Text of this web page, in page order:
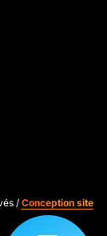
/ Conception site